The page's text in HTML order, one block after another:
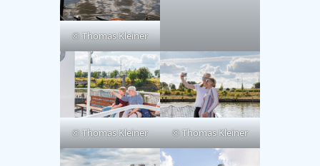
© Thomas Kleiner
© Thomas Kleiner © Thomas Kleiner